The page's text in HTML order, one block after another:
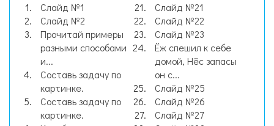
Слайд №1
Слайд №2
Прочитай примеры
разными способами
и...
Составь задачу по
картинке.
Составь задачу по
картинке.
Слайд №21
Слайд №22
Слайд №23
Ёж спешил к себе
домой, Нёс запасы
он с...
Слайд №25
Слайд №26
Слайд №27